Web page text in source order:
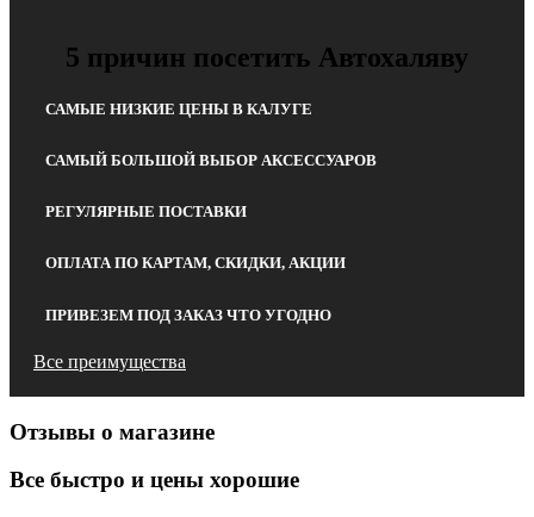
5 причин посетить Автохаляву
САМЫЕ НИЗКИЕ ЦЕНЫ В КАЛУГЕ
САМЫЙ БОЛЬШОЙ ВЫБОР АКСЕССУАРОВ
РЕГУЛЯРНЫЕ ПОСТАВКИ
ОПЛАТА ПО КАРТАМ, СКИДКИ, АКЦИИ
ПРИВЕЗЕМ ПОД ЗАКАЗ ЧТО УГОДНО
Все преимущества
Отзывы о магазине
Все быстро и цены хорошие